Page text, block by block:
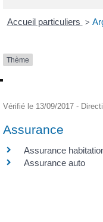
Accueil particuliers >
Thème
Vérifié le 13/09/2017 -
Assurance
Assurance
Assurance auto